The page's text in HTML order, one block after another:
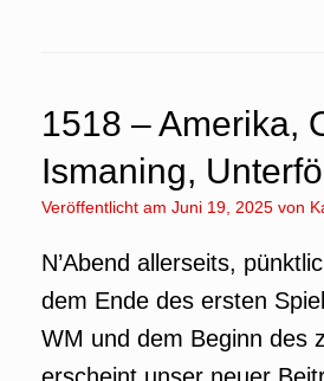
1518 – Amerika,
Ismaning,
Veröffentlicht am Juni 19, 2025 von
N’Abend allerseits,
dem Ende des ersten
WM und dem Beginn des